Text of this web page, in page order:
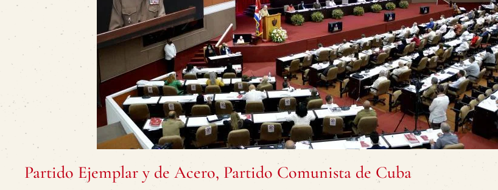
Partido Ejemplar y de Acero, Partido Comunista de Cuba